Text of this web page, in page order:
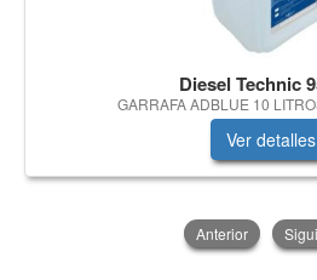
Diesel Technic
GARRAFA ADBLUE 10
Ver detalles
Anterior